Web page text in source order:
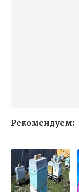
Рекомендуем: